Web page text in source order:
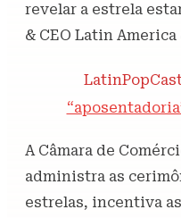
revelar a estrela
& CEO Latin
A Câmara de
administra as
estrelas, incentiva